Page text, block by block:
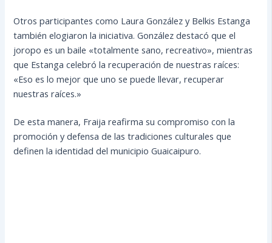
Otros participantes como Laura González y Belkis Estanga
también elogiaron la iniciativa. González destacó que el
joropo es un baile «totalmente sano, recreativo», mientras
que Estanga celebró la recuperación de nuestras raíces:
«Eso es lo mejor que uno se puede llevar, recuperar
nuestras raíces.»
De esta manera, Fraija reafirma su compromiso con la
promoción y defensa de las tradiciones culturales que
definen la identidad del municipio Guaicaipuro.